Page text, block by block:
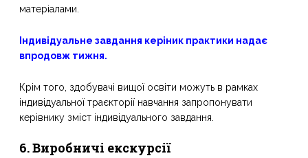
матеріалами.
Індивідуальне завдання керіник практики надає
впродовж тижня.
Крім того, здобувачі вищої освіти можуть в рамках
індивідуальної траєкторії навчання запропонувати
керівнику зміст індивідуального завдання.
6. Виробничі екскурсії